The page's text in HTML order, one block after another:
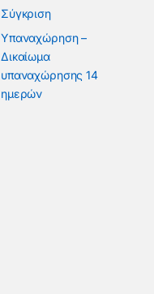
Σύγκριση
Υπαναχώρηση –
Δικαίωμα
υπαναχώρησης 14
ημερών